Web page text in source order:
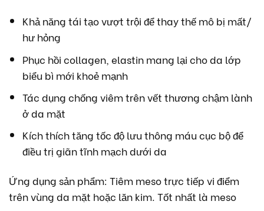
Khả năng tái tạo vượt trội để thay thế mô bị mất/
hư hỏng
Phục hồi collagen, elastin mang lại cho da lớp
biểu bì mới khoẻ mạnh
Tác dụng chống viêm trên vết thương chậm lành
ở da mặt
Kích thích tăng tốc độ lưu thông máu cục bộ để
điều trị giãn tĩnh mạch dưới da
Ứng dụng sản phẩm: Tiêm meso trực tiếp vi điểm
trên vùng da mặt hoặc lăn kim. Tốt nhất là meso